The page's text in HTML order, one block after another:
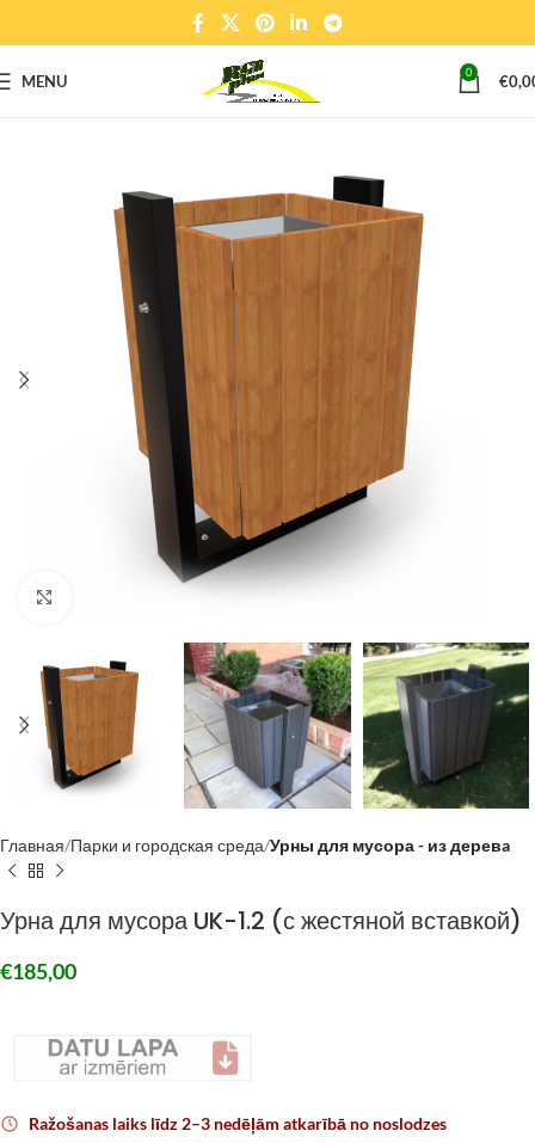
MENU 0 €
Главная Парки и городская среда Урны для мусора - из деревa
Урна для мусора UK-1.2 (с жестяной вставкой)
€185,00
Ražošanas laiks līdz 2–3 nedēļām atkarībā no noslodzes